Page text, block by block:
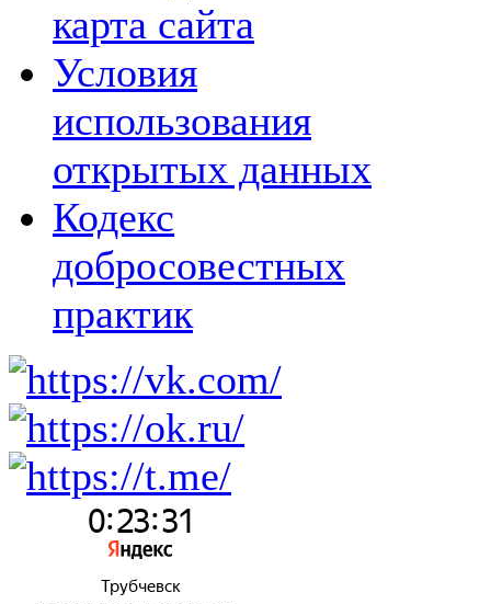
карта сайта
Условия
использования
открытых данных
Кодекс
добросовестных
практик